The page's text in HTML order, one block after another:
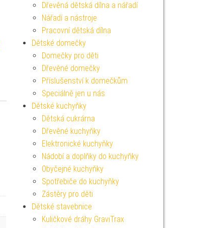
Dřevěná dětská dílna a nářadí
Nářadí a nástroje
Pracovní dětská dílna
Dětské domečky
Domečky pro děti
Dřevěné domečky
Příslušenství k domečkům
Speciálně jen u nás
Dětské kuchyňky
Dětská cukrárna
Dřevěné kuchyňky
Elektronické kuchyňky
Nádobí a doplňky do kuchyňky
Obyčejné kuchyňky
Spotřebiče do kuchyňky
Zástěry pro děti
Dětské stavebnice
Kuličkové dráhy GraviTrax